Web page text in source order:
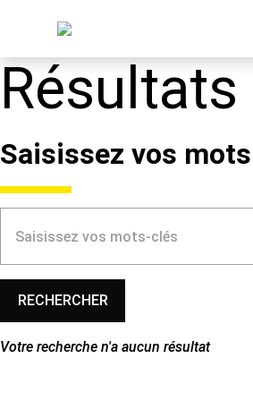
Saisissez vos
Votre recherche n'a aucun résultat